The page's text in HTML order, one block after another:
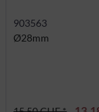
903563
Ø28mm